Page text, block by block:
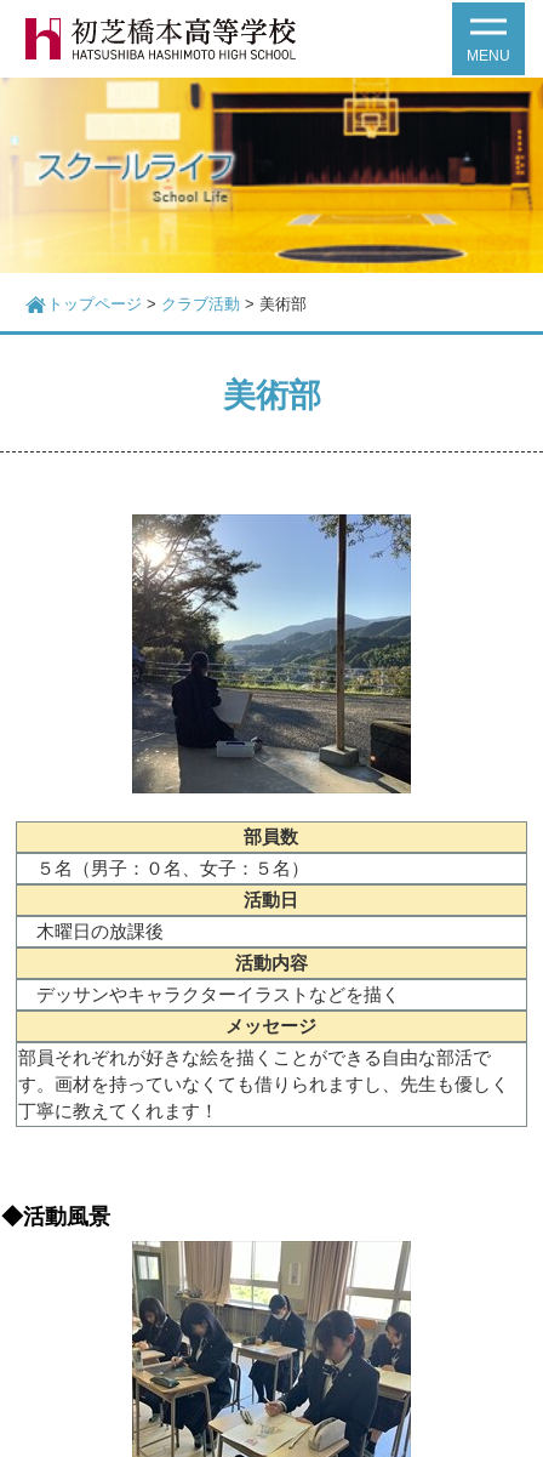
MENU
トップページ > クラブ活動 > 美術部
美術部
部員数
５名（男子：０名、女子：５名）
活動日
木曜日の放課後
活動内容
デッサンやキャラクターイラストなどを描く
メッセージ
部員それぞれが好きな絵を描くことができる自由な部活で
す。画材を持っていなくても借りられますし、先生も優しく
丁寧に教えてくれます！
◆活動風景